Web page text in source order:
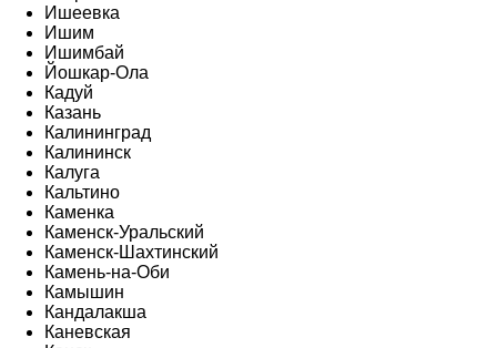
Ишеевка
Ишим
Ишимбай
Йошкар-Ола
Кадуй
Казань
Калининград
Калининск
Калуга
Кальтино
Каменка
Каменск-Уральский
Каменск-Шахтинский
Камень-на-Оби
Камышин
Кандалакша
Каневская